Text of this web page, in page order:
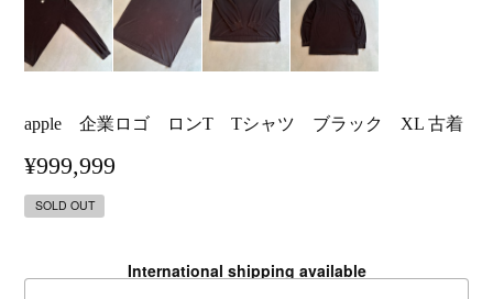
apple 企業ロゴ ロンT Tシャツ ブラック XL 古着
¥999,999
SOLD OUT
International shipping available